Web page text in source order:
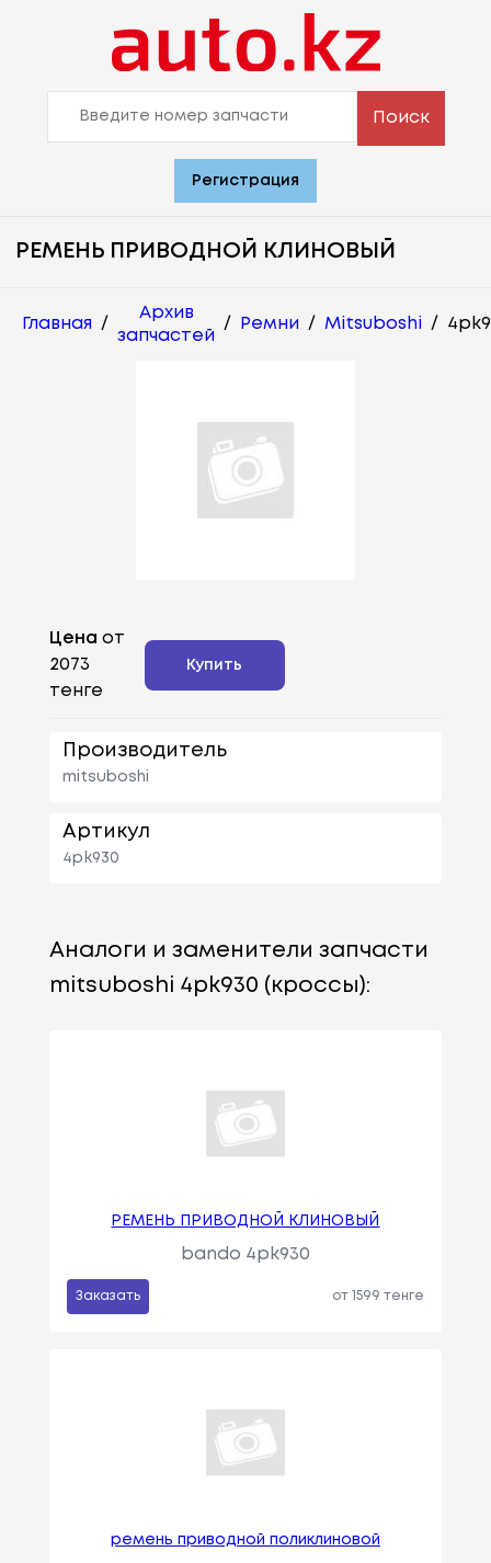
Поиск
Регистрация
РЕМЕНЬ ПРИВОДНОЙ КЛИНОВЫЙ
Главная /
Архив
запчастей
/ Ремни / Mitsuboshi /
Цена от
2073
тенге
Купить
Производитель
mitsuboshi
Артикул
4pk930
Аналоги и заменители запчасти
mitsuboshi 4pk930 (кроссы):
РЕМЕНЬ ПРИВОДНОЙ КЛИНОВЫЙ
bando 4pk930
Заказать от 1599 тенге
ремень приводной поликлиновой